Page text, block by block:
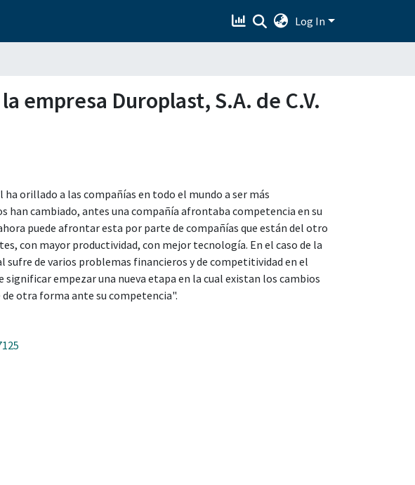
Log In
empresa Duroplast, S.A. de C.V.
orillado a las compañías en todo el mundo a ser más
han cambiado, antes una compañía afrontaba competencia en su
puede afrontar esta por parte de compañías que están del otro
con mayor productividad, con mejor tecnología. En el caso de la
sufre de varios problemas financieros y de competitividad en el
empezar una nueva etapa en la cual existan los cambios